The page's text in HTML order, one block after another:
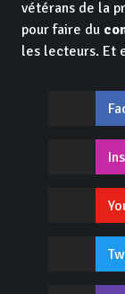
vétérans de la
pour faire du
les lecteurs. Et